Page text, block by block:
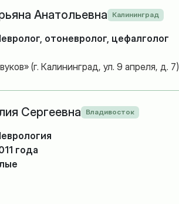
Анатольевна Калининград
отоневролог, цефалголог
(г. Калининград, ул. 9 апреля, д. 7)
Сергеевна Владивосток
года